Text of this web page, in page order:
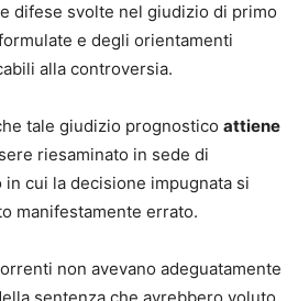
difese svolte nel giudizio di primo
e degli orientamenti
alla controversia.
tale giudizio prognostico attiene
riesaminato in sede di
cui la decisione impugnata si
manifestamente errato.
non avevano adeguatamente